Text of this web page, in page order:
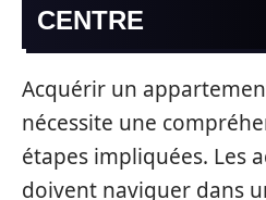
CENTRE
Acquérir un
nécessite une
étapes impliquées. Les
doivent naviguer dans